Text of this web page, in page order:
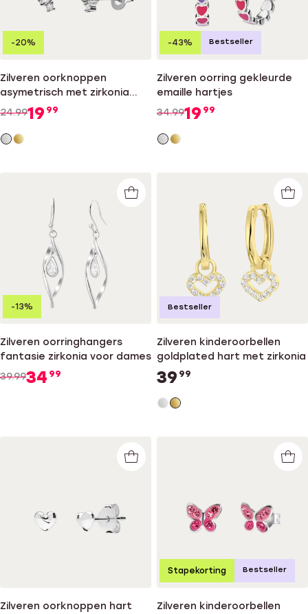
Zilveren oorknoppen
asymetrisch met zirkonia
voor dames
24.9919 99
-20%
Zilveren oorring gekleurde
emaille hartjes
34.9919 99
-43% Bestseller
Zilveren oorringhangers
fantasie zirkonia voor dames
39.9934 99
-13%
Zilveren kinderoorbellen
goldplated hart met zirkonia
39 99
Bestseller
Zilveren oorknoppen hart
Zilveren kinderoorbellen
Stapekorting Bestseller